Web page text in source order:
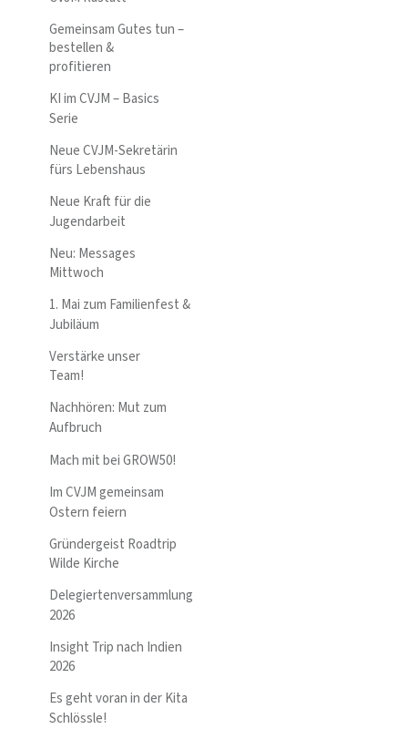
Gemeinsam Gutes tun –
bestellen &
profitieren
KI im CVJM – Basics
Serie
Neue CVJM-Sekretärin
fürs Lebenshaus
Neue Kraft für die
Jugendarbeit
Neu: Messages
Mittwoch
1. Mai zum Familienfest &
Jubiläum
Verstärke unser
Team!
Nachhören: Mut zum
Aufbruch
Mach mit bei GROW50!
Im CVJM gemeinsam
Ostern feiern
Gründergeist Roadtrip
Wilde Kirche
Delegiertenversammlung
2026
Insight Trip nach Indien
2026
Es geht voran in der Kita
Schlössle!